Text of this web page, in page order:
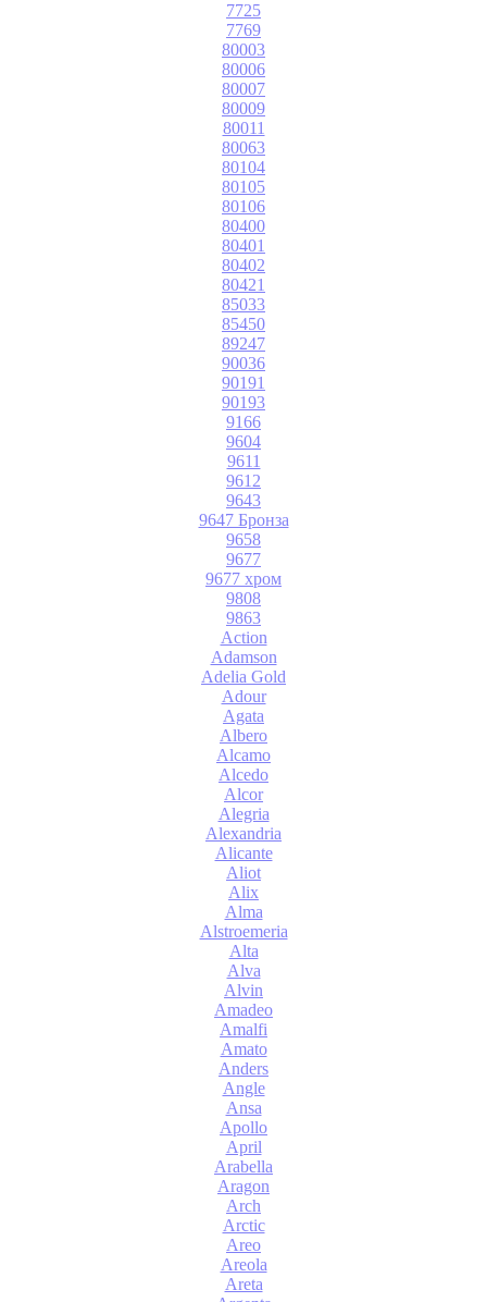
7725
7769
80003
80006
80007
80009
80011
80063
80104
80105
80106
80400
80401
80402
80421
85033
85450
89247
90036
90191
90193
9166
9604
9611
9612
9643
9647 Бронза
9658
9677
9677 хром
9808
9863
Action
Adamson
Adelia Gold
Adour
Agata
Albero
Alcamo
Alcedo
Alcor
Alegria
Alexandria
Alicante
Aliot
Alix
Alma
Alstroemeria
Alta
Alva
Alvin
Amadeo
Amalfi
Amato
Anders
Angle
Ansa
Apollo
April
Arabella
Aragon
Arch
Arctic
Areo
Areola
Areta